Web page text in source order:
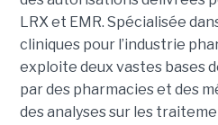
LRX et EMR. Spécialisée
cliniques pour l’industrie
exploite deux vastes bases
par des pharmacies et des
des analyses sur les